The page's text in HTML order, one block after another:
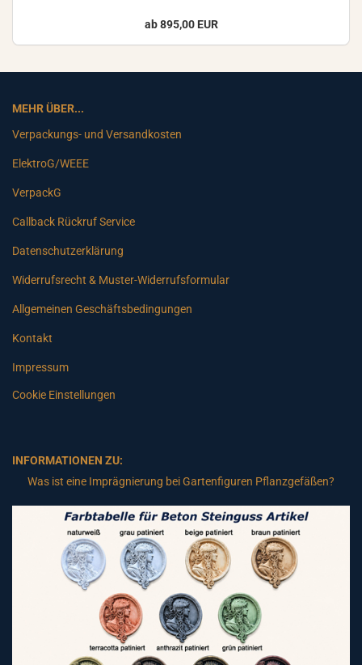
ab 895,00 EUR
MEHR ÜBER...
Verpackungs- und Versandkosten
ElektroG/WEEE
VerpackG
Callback Rückruf Service
Datenschutzerklärung
Widerrufsrecht & Muster-Widerrufsformular
Allgemeinen Geschäftsbedingungen
Kontakt
Impressum
Cookie Einstellungen
INFORMATIONEN ZU:
Was ist eine Imprägnierung bei Gartenfiguren Pflanzgefäßen?